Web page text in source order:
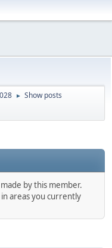
► Show posts
by this member.
areas you currently